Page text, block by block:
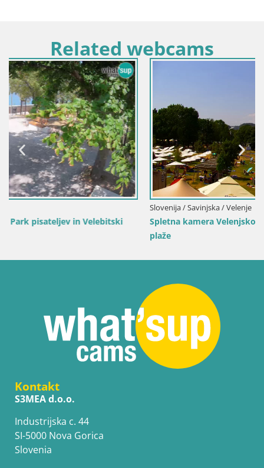
Related webcams
Spletna kamera Velenjsko jezero – Pogled v živo z
Kontakt
S3MEA d.o.o.
Industrijska c. 44
SI-5000 Nova Gorica
Slovenia